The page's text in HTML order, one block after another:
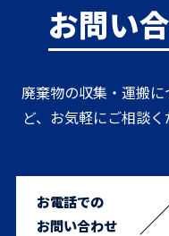
お問い
廃棄物の収集・運搬
ど、お気軽にご相談
お電話での
お問い合わせ